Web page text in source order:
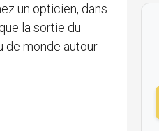
un opticien, dans
la sortie du
de monde autour